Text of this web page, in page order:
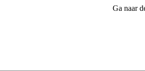
Ga naar